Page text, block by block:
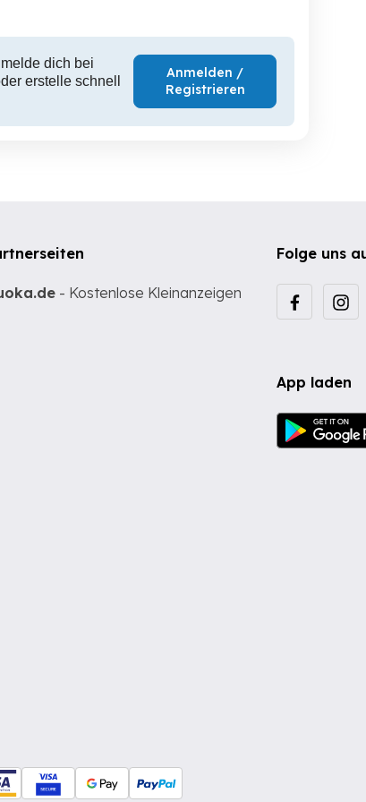
dich bei
erstelle schnell
Anmelden /
Registrieren
Folge uns
App laden
- Kostenlose Kleinanzeigen